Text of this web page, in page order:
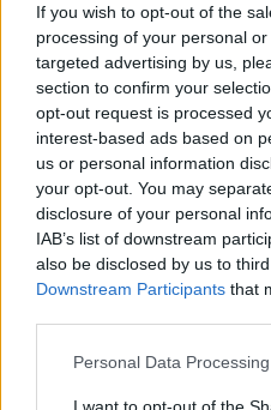
If you wish to opt-out of the
processing of your personal
targeted advertising by us,
section to confirm your
opt-out request is processed
interest-based ads based on
us or personal information
your opt-out. You may
disclosure of your personal
IAB’s list of downstream
also be disclosed by us to
Downstream Participants that
Personal Data
ΣΧΕΤΙΚΑ